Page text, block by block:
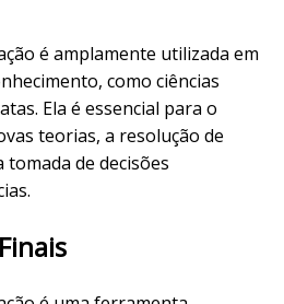
é amplamente utilizada em
como ciências
Ela é essencial para o
teorias, a resolução de
de decisões